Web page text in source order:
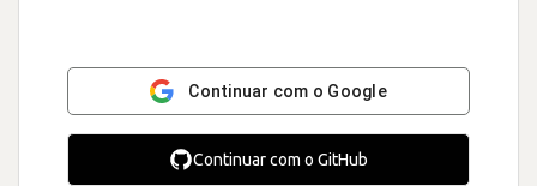
Continuar com o Google
Continuar com o GitHub